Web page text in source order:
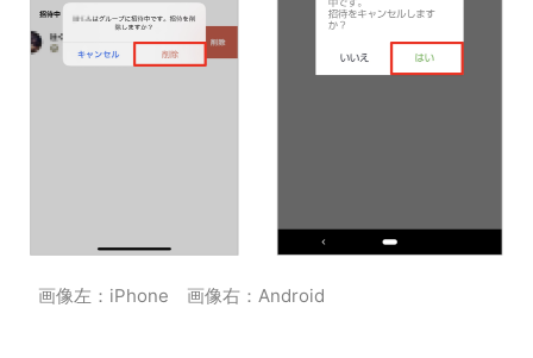
画像左：iPhone　画像右：Android